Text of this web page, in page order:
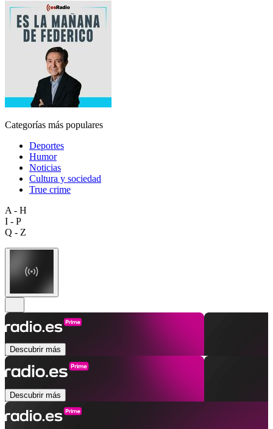
Categorías más populares
Deportes
Humor
Noticias
Cultura y sociedad
True crime
A - H
I - P
Q - Z
Descubrir más
Descubrir más